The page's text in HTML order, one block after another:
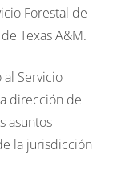
Forestal de
Texas A&M.
al Servicio
dirección de
asuntos
la jurisdicción